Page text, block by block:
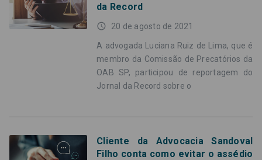
da Record
access_time 20 de agosto de 2021
A advogada Luciana Ruiz de Lima, que é
membro da Comissão de Precatórios da
OAB SP, participou de reportagem do
Jornal da Record sobre o
Cliente da Advocacia Sandoval
Filho conta como evitar o assédio